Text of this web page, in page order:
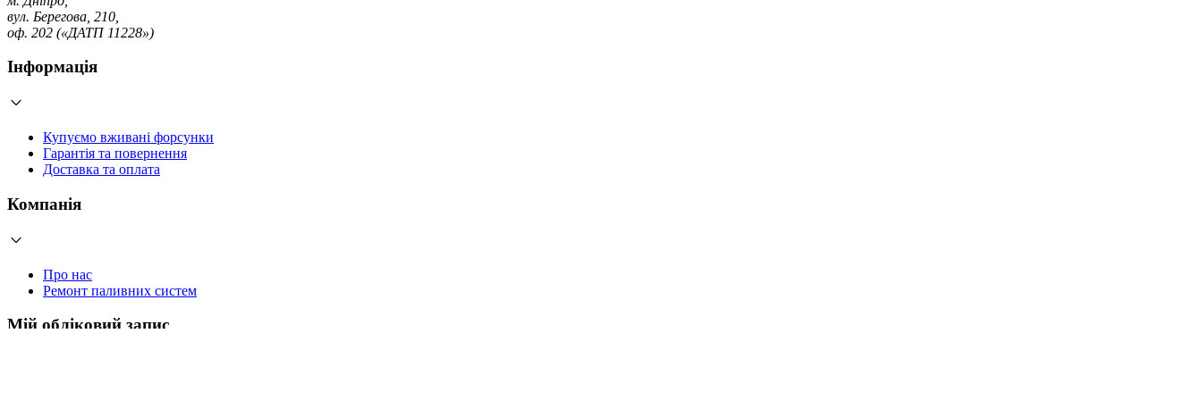
вул. Берегова, 210,
оф. 202 («ДАТП 11228»)
Інформація
Купуємо вживані форсунки
Гарантія та повернення
Доставка та оплата
Компанія
Про нас
Ремонт паливних систем
Мій обліковий запис